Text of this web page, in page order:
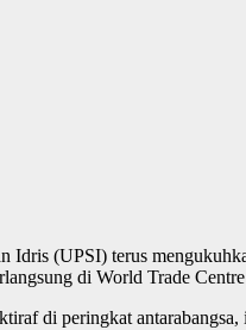
(UPSI) terus
di World Trade
di peringkat